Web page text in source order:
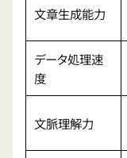
文章生成能力
データ処理速
度
文脈理解力